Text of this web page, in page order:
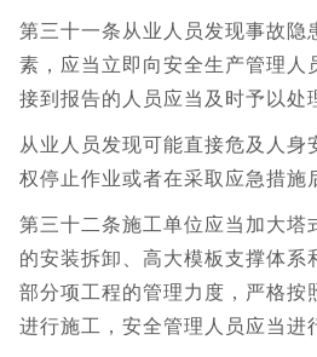
第三十一条从业人员发现事故隐
素，应当立即向安全生产管理人
接到报告的人员应当及时予以处
从业人员发现可能直接危及人身
权停止作业或者在采取应急措施
第三十二条施工单位应当加大塔
的安装拆卸、高大模板支撑体系
部分项工程的管理力度，严格按
进行施工，安全管理人员应当进